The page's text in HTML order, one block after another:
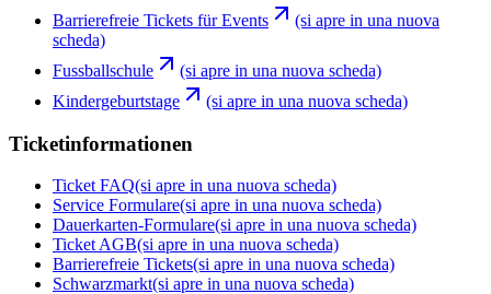
Barrierefreie Tickets für Events
(si apre in una nuova
scheda)
Fussballschule
(si apre in una nuova scheda)
Kindergeburtstage
(si apre in una nuova scheda)
Ticketinformationen
Ticket FAQ(si apre in una nuova scheda)
Service Formulare(si apre in una nuova scheda)
Dauerkarten-Formulare(si apre in una nuova scheda)
Ticket AGB(si apre in una nuova scheda)
Barrierefreie Tickets(si apre in una nuova scheda)
Schwarzmarkt(si apre in una nuova scheda)